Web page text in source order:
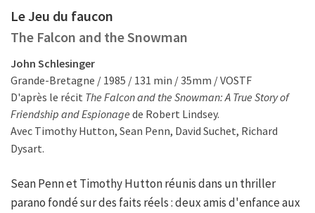
Le Jeu du faucon
The Falcon and the Snowman
John Schlesinger
Grande-Bretagne / 1985 / 131 min / 35mm / VOSTF
D'après le récit The Falcon and the Snowman: A True Story of
Friendship and Espionage de Robert Lindsey.
Avec Timothy Hutton, Sean Penn, David Suchet, Richard
Dysart.
Sean Penn et Timothy Hutton réunis dans un thriller
parano fondé sur des faits réels : deux amis d'enfance aux